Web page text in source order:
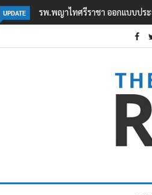
UPDATE
ะบบ รองรับอนาคต EEC‘กลุ่ม Bright